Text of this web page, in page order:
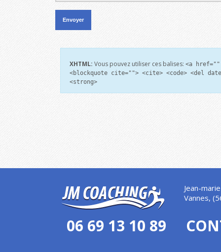
XHTML: Vous pouvez utiliser ces balises: <a
<blockquote cite=""> <cite> <code> <del
<strong>
Jean-
Vannes,
06 69 13 10 89